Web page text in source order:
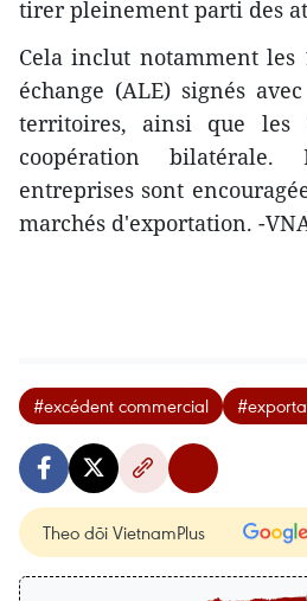
tirer pleinement parti des
Cela inclut notamment les
échange (ALE) signés
territoires, ainsi que les
coopération bilatérale.
entreprises sont
marchés d'exportation. -
#excédent commercial
Theo dõi VietnamPlus